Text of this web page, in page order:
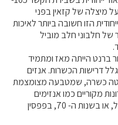
על מיצלה של קזאין בפני
הזו חשובה ביותר לאיכות
של חלבוני חלב מוביל
ברנט הייתה מאז ומתמיד
דרישות הכשרות. אנזים
כשרה, שמטבעה מצומצמת
מקוריים כמו אנזימים
מפרקי חלבון מן הצומח, של תאנים למשל, או בשנות ה- 70, בפפסין